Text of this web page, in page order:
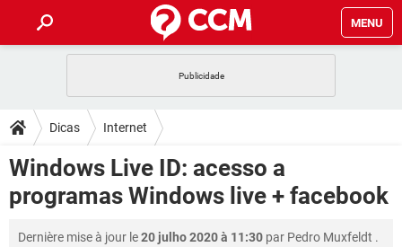
MENU
CELULAR
OUTLOOK EXCEL
INSTAGRAM GMAIL
DICAS
JOGOS
CELULAR FACEBOOK
OUTLOOK
INSTAGRAM GMAIL
DOWNLOADS
JOGOS WHATSAPP
FÓRUM
JOGOS WHATSAPP
Dicas Internet
Windows Live ID: acesso a
programas Windows live + facebook
Dernière mise à jour le20 julho 2020 à 11:30 par Pedro Muxfeldt .